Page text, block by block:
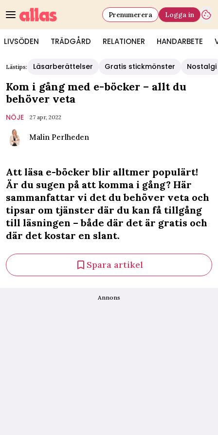
LIVSÖDEN TRÄDGÅRD RELATIONER HANDARBETE
Prenumerera Logga in
Lästips: Läsarberättelser Gratis stickmönster Nostalgi
Kom i gång med e-böcker – allt du
behöver veta
NÖJE 27 apr, 2022
Malin Perlheden
Att läsa e-böcker blir alltmer populärt!
Är du sugen på att komma i gång? Här
sammanfattar vi det du behöver veta och
tipsar om tjänster där du kan få tillgång
till läsningen – både där det är gratis och
där det kostar en slant.
Spara artikel
Annons